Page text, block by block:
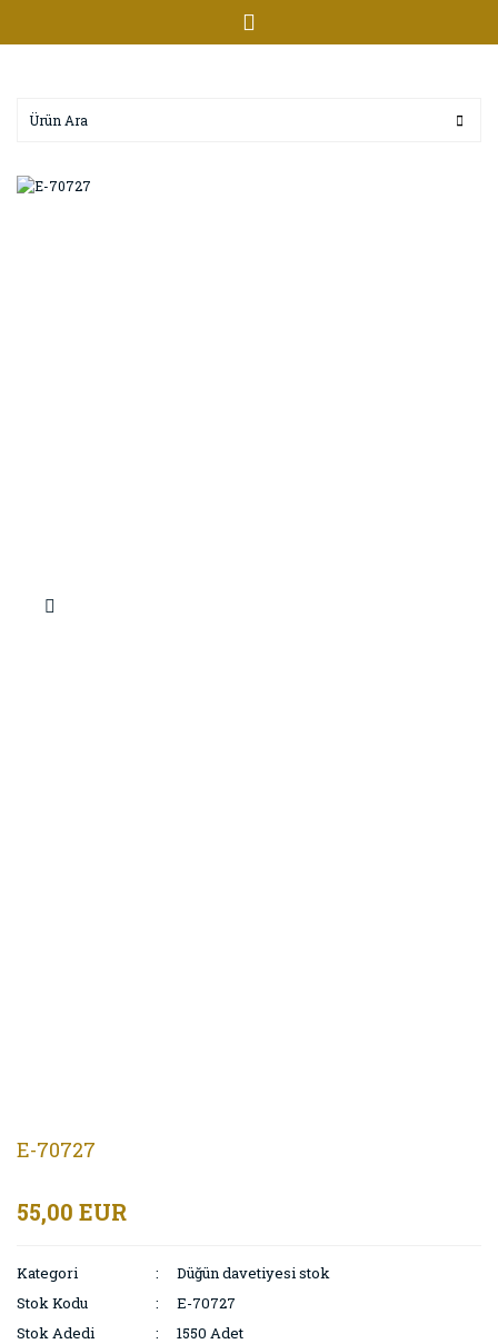
E-70727
55,00 EUR
Kategori
Düğün davetiyesi stok
Stok Kodu
E-70727
Stok Adedi
1550 Adet